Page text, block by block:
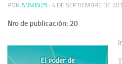
POR ADMIN25 · 4 DE SEPTIEMBRE DE
Nro de publicación: 20